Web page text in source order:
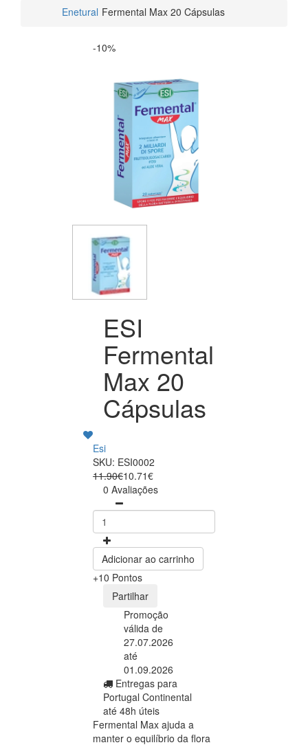
Enetural Fermental Max 20 Cápsulas
-10%
ESI
Fermental
Max 20
Cápsulas
Esi
SKU: ESI0002
11.90€10.71€
0 Avaliações
Adicionar ao carrinho
+10 Pontos
Partilhar
Promoção
válida de
27.07.2026
até
01.09.2026
Entregas para
Portugal Continental
até 48h úteis
Fermental Max ajuda a
manter o equilíbrio da flora